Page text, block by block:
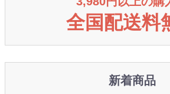
全国配送料
新着商品